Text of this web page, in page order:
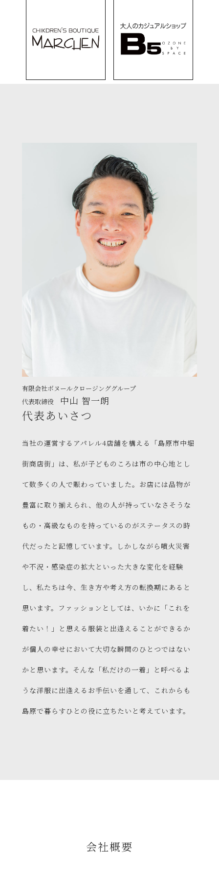
有限会社ボヌールクロージンググループ
代表取締役
中山 智一朗
代表あいさつ
当社の運営するアパレル4店舗を構える「島原市中堀
街商店街」は、私が子どものころは市の中心地とし
て数多くの人で賑わっていました。お店には品物が
豊富に取り揃えられ、他の人が持っていなさそうな
もの・高級なものを持っているのがステータスの時
代だったと記憶しています。しかしながら噴火災害
や不況・感染症の拡大といった大きな変化を経験
し、私たちは今、生き方や考え方の転換期にあると
思います。ファッションとしては、いかに「これを
着たい！」と思える服装と出逢えることができるか
が個人の幸せにおいて大切な瞬間のひとつではない
かと思います。そんな「私だけの一着」と呼べるよ
うな洋服に出逢えるお手伝いを通して、これからも
島原で暮らすひとの役に立ちたいと考えています。
会社概要